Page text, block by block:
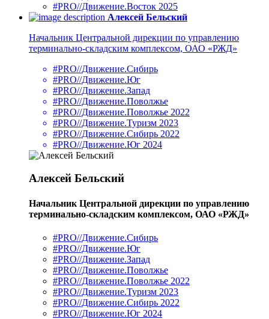
#PRO//Движение.Восток 2025
Алексей Бельский
Начальник Центральной дирекции по управлению
терминально-складским комплексом, ОАО «РЖД»
#PRO//Движение.Сибирь
#PRO//Движение.Юг
#PRO//Движение.Запад
#PRO//Движение.Поволжье
#PRO//Движение.Поволжье 2022
#PRO//Движение.Туризм 2023
#PRO//Движение.Сибирь 2022
#PRO//Движение.Юг 2024
Алексей Бельский
Начальник Центральной дирекции по управлению
терминально-складским комплексом, ОАО «РЖД»
#PRO//Движение.Сибирь
#PRO//Движение.Юг
#PRO//Движение.Запад
#PRO//Движение.Поволжье
#PRO//Движение.Поволжье 2022
#PRO//Движение.Туризм 2023
#PRO//Движение.Сибирь 2022
#PRO//Движение.Юг 2024